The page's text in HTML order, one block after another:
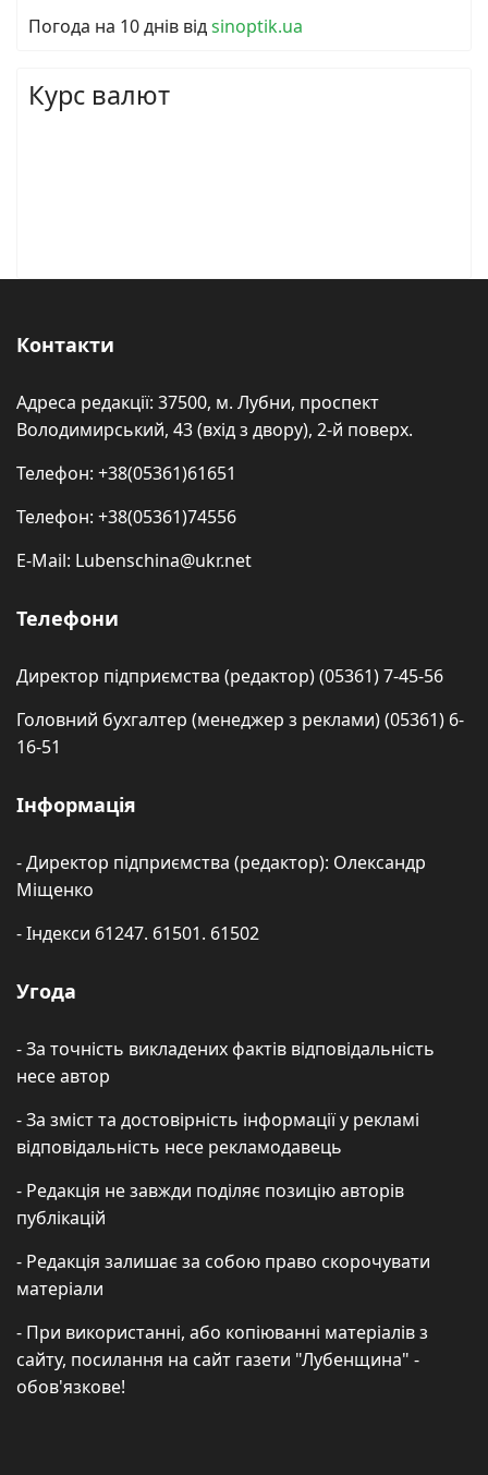
Погода на 10 днів відsinoptik.ua
Курс валют
Контакти
Адреса редакції: 37500, м. Лубни, проспект
Володимирський, 43 (вхід з двору), 2-й поверх.
Телефон: +38(05361)61651
Телефон: +38(05361)74556
E-Mail: Lubenschina@ukr.net
Телефони
Директор підприємства (редактор) (05361) 7-45-56
Головний бухгалтер (менеджер з реклами) (05361) 6-
16-51
Інформація
- Директор підприємства (редактор): Олександр
Міщенко
- Індекси 61247. 61501. 61502
Угода
- За точність викладених фактів відповідальність
несе автор
- За зміст та достовірність інформації у рекламі
відповідальність несе рекламодавець
- Редакція не завжди поділяє позицію авторів
публікацій
- Редакція залишає за собою право скорочувати
матеріали
- При використанні, або копіюванні матеріалів з
сайту, посилання на сайт газети "Лубенщина" -
обов'язкове!